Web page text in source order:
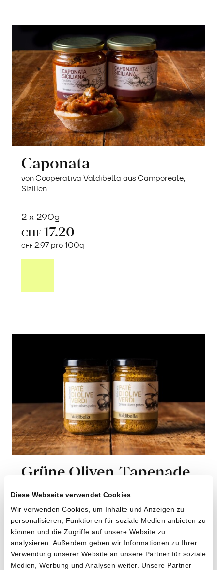
Diese Webseite verwendet Cookies
Wir verwenden Cookies, um Inhalte und Anzeigen zu
personalisieren, Funktionen für soziale Medien anbieten zu
können und die Zugriffe auf unsere Website zu
analysieren. Außerdem geben wir Informationen zu Ihrer
Verwendung unserer Website an unsere Partner für soziale
Medien, Werbung und Analysen weiter. Unsere Partner
Caponata
von Cooperativa Valdibella aus Camporeale,
Sizilien
2 x 290g
CHF 17.20
CHF 2.97 pro 100g
Grüne Oliven-Tapenade
Sizilien
2 x 140g
CHF10.20
CHF3.64 pro 100g
In